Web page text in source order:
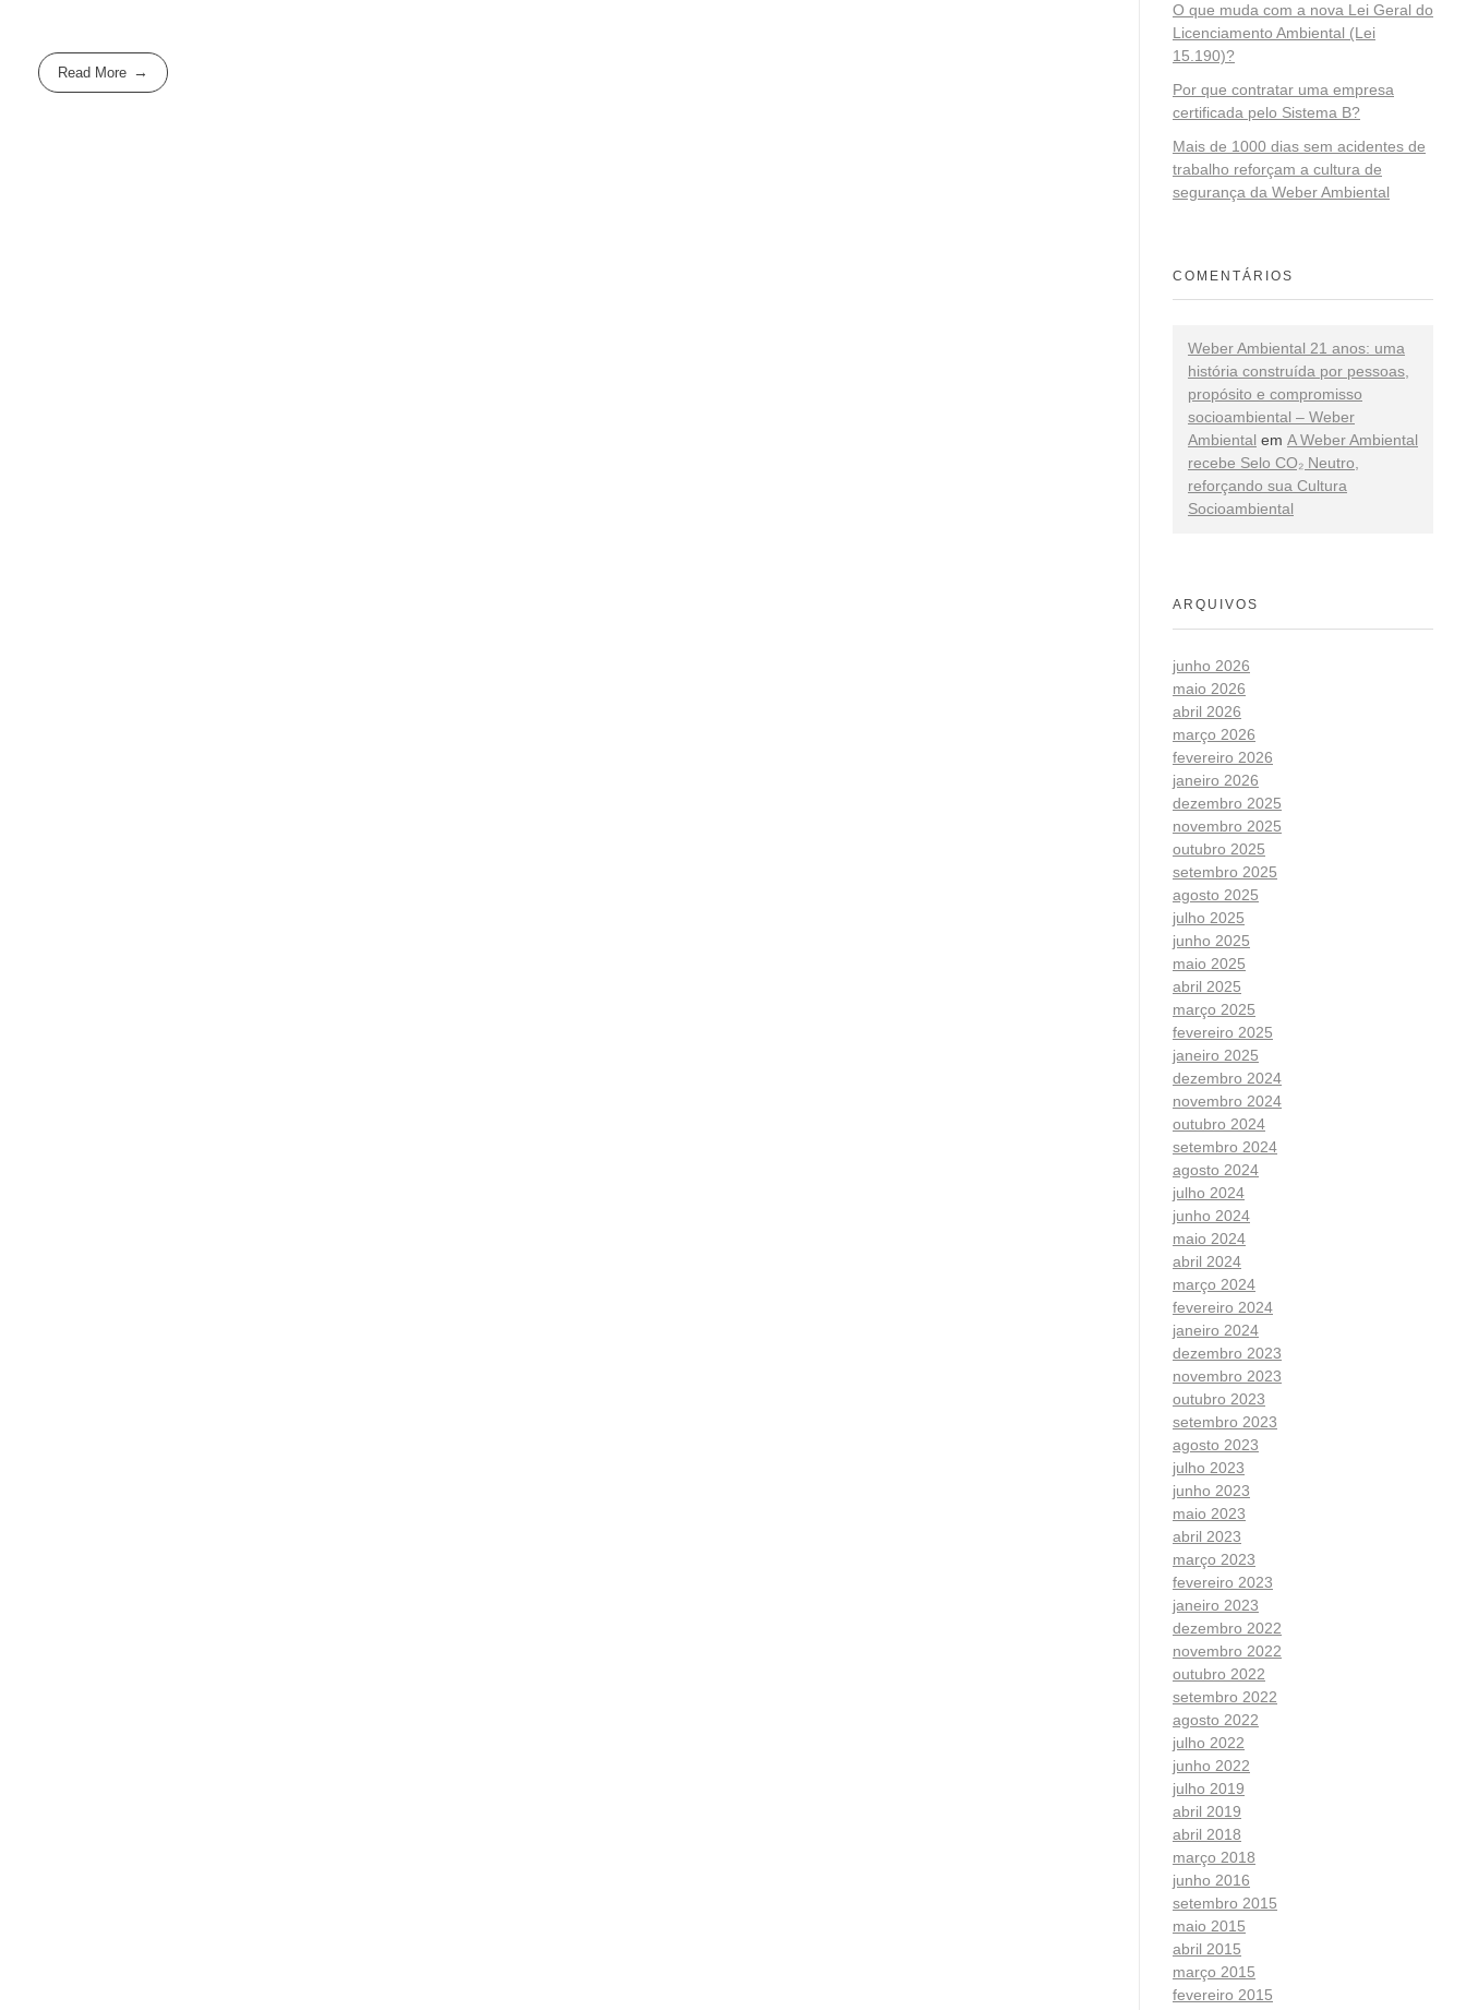
Read More
O que muda com a nova Lei Geral do
Licenciamento Ambiental (Lei
15.190)?
Por que contratar uma empresa
certificada pelo Sistema B?
Mais de 1000 dias sem acidentes de
trabalho reforçam a cultura de
segurança da Weber Ambiental
COMENTÁRIOS
Weber Ambiental 21 anos: uma
história construída por pessoas,
propósito e compromisso
socioambiental – Weber
Ambiental em A Weber Ambiental
recebe Selo CO₂ Neutro,
reforçando sua Cultura
Socioambiental
ARQUIVOS
junho 2026
maio 2026
abril 2026
março 2026
fevereiro 2026
janeiro 2026
dezembro 2025
novembro 2025
outubro 2025
setembro 2025
agosto 2025
julho 2025
junho 2025
maio 2025
abril 2025
março 2025
fevereiro 2025
janeiro 2025
dezembro 2024
novembro 2024
outubro 2024
setembro 2024
agosto 2024
julho 2024
junho 2024
maio 2024
abril 2024
março 2024
fevereiro 2024
janeiro 2024
dezembro 2023
novembro 2023
outubro 2023
setembro 2023
agosto 2023
julho 2023
junho 2023
maio 2023
abril 2023
março 2023
fevereiro 2023
janeiro 2023
dezembro 2022
novembro 2022
outubro 2022
setembro 2022
agosto 2022
julho 2022
junho 2022
julho 2019
abril 2019
abril 2018
março 2018
junho 2016
setembro 2015
maio 2015
abril 2015
março 2015
fevereiro 2015